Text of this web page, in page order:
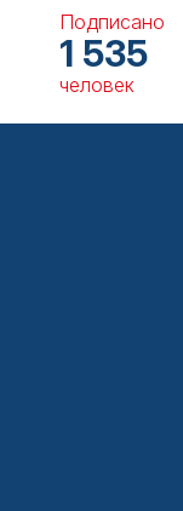
Подписано
1 535
человек